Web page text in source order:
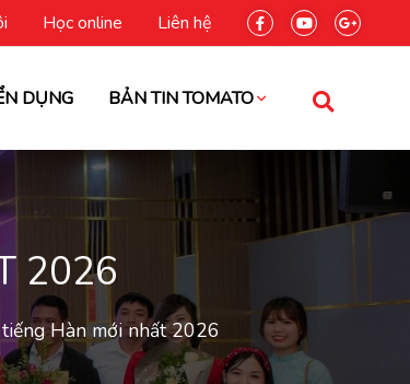
Học online Liên hệ
DỤNG BẢN TIN TOMATO
2026
Hàn mới nhất 2026